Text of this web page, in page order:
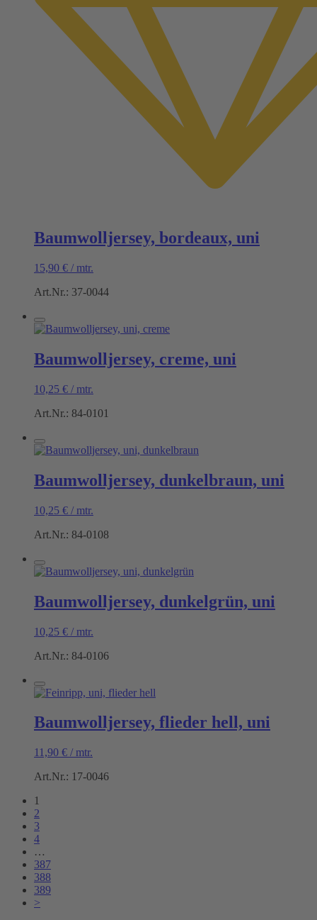
Baumwolljersey, bordeaux, uni
15,90 € / mtr.
Art.Nr.: 37-0044
Baumwolljersey, creme, uni
10,25 € / mtr.
Art.Nr.: 84-0101
Baumwolljersey, dunkelbraun, uni
10,25 € / mtr.
Art.Nr.: 84-0108
Baumwolljersey, dunkelgrün, uni
10,25 € / mtr.
Art.Nr.: 84-0106
Baumwolljersey, flieder hell, uni
11,90 € / mtr.
Art.Nr.: 17-0046
1
2
3
4
…
387
388
389
>